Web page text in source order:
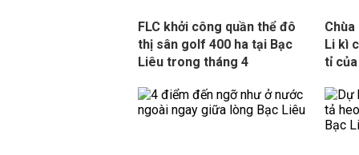
FLC khởi công quần thể đô
thị sân golf 400 ha tại Bạc
Liêu trong tháng 4
Chùa
Li kì
tỉ